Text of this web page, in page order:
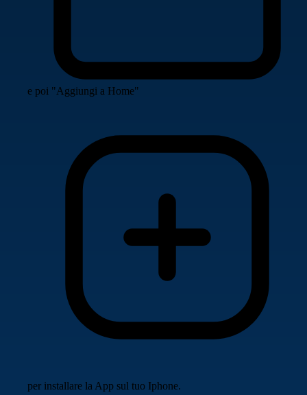
e poi "Aggiungi a Home"
per installare la App sul tuo Iphone.